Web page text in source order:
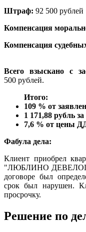
Штраф: 92 500 рублей
Компенсация
Компенсация
Всего взыскано с
500 рублей.
Итого:
109 % от
1 171,88 рубль
7,6 % от цены
Фабула дела:
Клиент приобрел
"ЛЮБЛИНО
договоре был
срок был нарушен.
просрочку.
Решение по